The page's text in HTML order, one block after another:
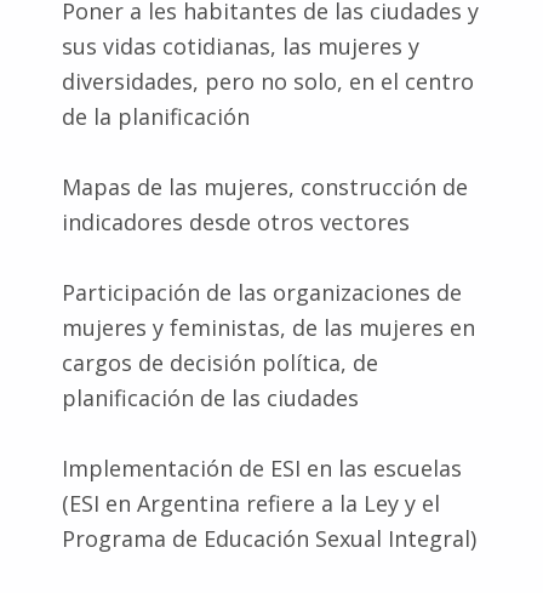
Poner a les habitantes de las ciudades y
sus vidas cotidianas, las mujeres y
diversidades, pero no solo, en el centro
de la planificación
Mapas de las mujeres, construcción de
indicadores desde otros vectores
Participación de las organizaciones de
mujeres y feministas, de las mujeres en
cargos de decisión política, de
planificación de las ciudades
Implementación de ESI en las escuelas
(ESI en Argentina refiere a la Ley y el
Programa de Educación Sexual Integral)